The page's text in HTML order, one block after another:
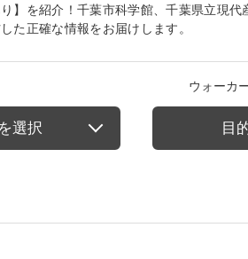
】を紹介！千葉市科学館、千葉県立現
た正確な情報をお届けします。
ウォーカ
選択 目